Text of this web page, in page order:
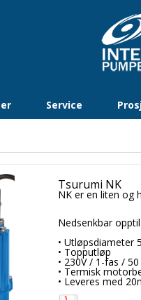
Service
Tsurumi NK
NK er en liten og
Nedsenkbar
• Utløpsdiameter
• Topputløp
• 230V / 1-fas /
• Termisk
• Leveres med